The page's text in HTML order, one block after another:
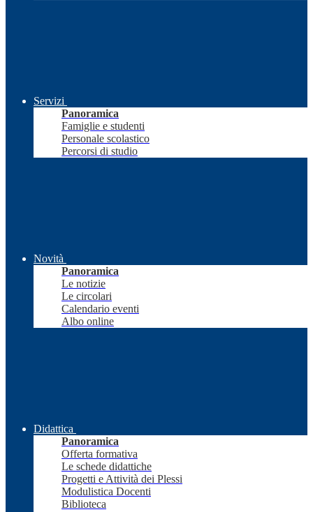
Servizi
Panoramica
Famiglie e studenti
Personale scolastico
Percorsi di studio
Novità
Panoramica
Le notizie
Le circolari
Calendario eventi
Albo online
Didattica
Panoramica
Offerta formativa
Le schede didattiche
Progetti e Attività dei Plessi
Modulistica Docenti
Biblioteca